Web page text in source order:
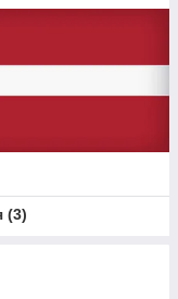
(3)